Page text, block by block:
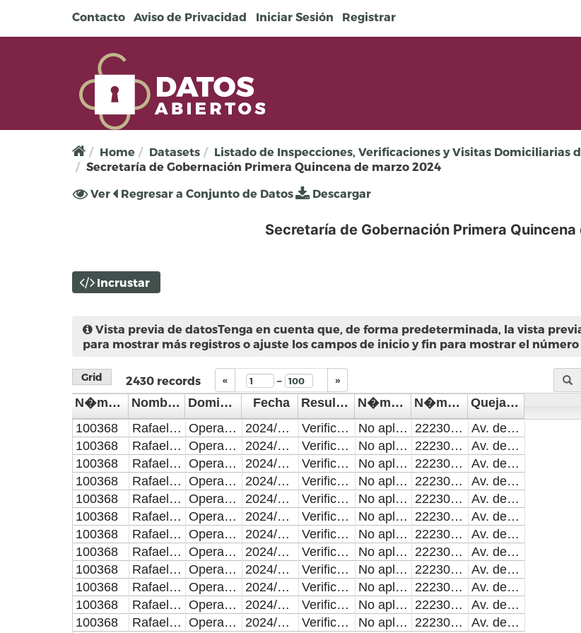
Contacto Aviso de Privacidad Iniciar Sesión Registrar
Home Datasets
Listado de Inspecciones, Verificaciones y Visitas Domiciliarias
Secretaría de Gobernación Primera Quincena de marzo 2024
Solapas principales
Ver (solapa
Regresar a Conjunto de Datos Descargar
Secretaría de Gobernación Primera
Incrustar
Vista previa de datosTenga en cuenta que, de forma predeterminada, la vista
para mostrar más registros o ajuste los campos de inicio y fin para mostrar el
Grid 2430 records « – »
N�mero de Control Nombre del Inspector/Verificador Domicilio de la visita Fecha Resultado de la Inspecci�n, Verificaci�n o Visita Domiciliaria N�mero de folio del documento entregado N�mero telef�nico del servidor p�blico encargado de ordenar la supervisi�n.
Quejas y denuncias Direcci�n de Investigaci�n y Recursos. Direcci�n y tel�fono.
100368
Rafael Toledo D�az Operativo C-10 reordenamiento Centro Hist�rico y periferias ( desde calle Reforma a calle 18 poniente - oriente y de calle 11 norte a calle 2 norte). 2024/03/01 Verificaci�n o Inspecci�n con resultado positivo. No aplica 2223094600x6854
Av. de la Reforma 519, Centro Hist�rico de Puebla, 72000 Puebla, Pue. 2223094600x7076
100368
Rafael Toledo D�az Operativo C-10 reordenamiento Centro Hist�rico y periferias ( desde calle Reforma a calle 18 poniente - oriente y de calle 11 norte a calle 2 norte). 2024/03/02 Verificaci�n o Inspecci�n con resultado positivo. No aplica 2223094600x6854
Av. de la Reforma 519, Centro Hist�rico de Puebla, 72000 Puebla, Pue. 2223094600x7076
100368
Rafael Toledo D�az Operativo C-10 reordenamiento Centro Hist�rico y periferias ( desde calle Reforma a calle 18 poniente - oriente y de calle 11 norte a calle 2 norte). 2024/03/03 Verificaci�n o Inspecci�n con resultado positivo. No aplica 2223094600x6854
Av. de la Reforma 519, Centro Hist�rico de Puebla, 72000 Puebla, Pue. 2223094600x7076
100368
Rafael Toledo D�az Operativo C-10 reordenamiento Centro Hist�rico y periferias ( desde calle Reforma a calle 18 poniente - oriente y de calle 11 norte a calle 2 norte). 2024/03/04 Verificaci�n o Inspecci�n con resultado positivo. No aplica 2223094600x6854
Av. de la Reforma 519, Centro Hist�rico de Puebla, 72000 Puebla, Pue. 2223094600x7076
100368
Rafael Toledo D�az Operativo C-10 reordenamiento Centro Hist�rico y periferias ( desde calle Reforma a calle 18 poniente - oriente y de calle 11 norte a calle 2 norte). 2024/03/05 Verificaci�n o Inspecci�n con resultado positivo. No aplica 2223094600x6854
Av. de la Reforma 519, Centro Hist�rico de Puebla, 72000 Puebla, Pue. 2223094600x7076
100368
Rafael Toledo D�az Operativo C-10 reordenamiento Centro Hist�rico y periferias ( desde calle Reforma a calle 18 poniente - oriente y de calle 11 norte a calle 2 norte). 2024/03/06 Verificaci�n o Inspecci�n con resultado positivo. No aplica 2223094600x6854
Av. de la Reforma 519, Centro Hist�rico de Puebla, 72000 Puebla, Pue. 2223094600x7076
100368
Rafael Toledo D�az Operativo C-10 reordenamiento Centro Hist�rico y periferias ( desde calle Reforma a calle 18 poniente - oriente y de calle 11 norte a calle 2 norte). 2024/03/07 Verificaci�n o Inspecci�n con resultado positivo. No aplica 2223094600x6854
Av. de la Reforma 519, Centro Hist�rico de Puebla, 72000 Puebla, Pue. 2223094600x7076
100368
Rafael Toledo D�az Operativo C-10 reordenamiento Centro Hist�rico y periferias ( desde calle Reforma a calle 18 poniente - oriente y de calle 11 norte a calle 2 norte). 2024/03/08 Verificaci�n o Inspecci�n con resultado positivo. No aplica 2223094600x6854
Av. de la Reforma 519, Centro Hist�rico de Puebla, 72000 Puebla, Pue. 2223094600x7076
100368
Rafael Toledo D�az Operativo C-10 reordenamiento Centro Hist�rico y periferias ( desde calle Reforma a calle 18 poniente - oriente y de calle 11 norte a calle 2 norte). 2024/03/09 Verificaci�n o Inspecci�n con resultado positivo. No aplica 2223094600x6854
Av. de la Reforma 519, Centro Hist�rico de Puebla, 72000 Puebla, Pue. 2223094600x7076
100368
Rafael Toledo D�az Operativo C-10 reordenamiento Centro Hist�rico y periferias ( desde calle Reforma a calle 18 poniente - oriente y de calle 11 norte a calle 2 norte). 2024/03/10 Verificaci�n o Inspecci�n con resultado positivo. No aplica 2223094600x6854
Av. de la Reforma 519, Centro Hist�rico de Puebla, 72000 Puebla, Pue. 2223094600x7076
100368
Rafael Toledo D�az Operativo C-10 reordenamiento Centro Hist�rico y periferias ( desde calle Reforma a calle 18 poniente - oriente y de calle 11 norte a calle 2 norte). 2024/03/11 Verificaci�n o Inspecci�n con resultado positivo. No aplica 2223094600x6854
Av. de la Reforma 519, Centro Hist�rico de Puebla, 72000 Puebla, Pue. 2223094600x7076
100368
Rafael Toledo D�az Operativo C-10 reordenamiento Centro Hist�rico y periferias ( desde calle Reforma a calle 18 poniente - oriente y de calle 11 norte a calle 2 norte). 2024/03/12 Verificaci�n o Inspecci�n con resultado positivo. No aplica 2223094600x6854
Av. de la Reforma 519, Centro Hist�rico de Puebla, 72000 Puebla, Pue. 2223094600x7076